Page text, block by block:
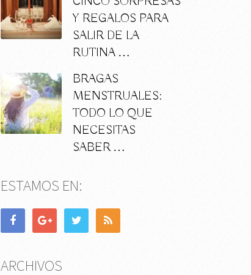
Y REGALOS PARA
SALIR DE LA
RUTINA …
BRAGAS
MENSTRUALES:
TODO LO QUE
NECESITAS
SABER …
ESTAMOS EN:
ARCHIVOS